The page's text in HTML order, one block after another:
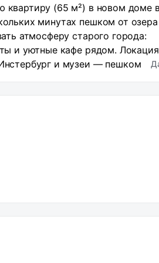
квартиру (65 м²) в новом доме
минутах пешком от озера
атмосферу старого города:
и уютные кафе рядом.
и музеи — пешком
путешествий по